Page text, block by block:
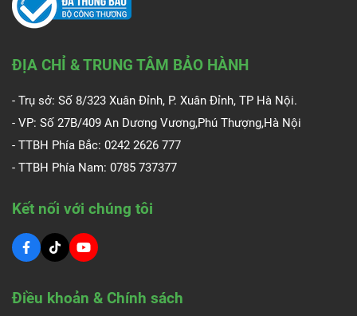
ĐỊA CHỈ & TRUNG TÂM BẢO HÀNH
- Trụ sở: Số 8/323 Xuân Đỉnh, P. Xuân Đỉnh, TP Hà Nội.
- VP: Số 27B/409 An Dương Vương,Phú Thượng,Hà Nội
- TTBH Phía Bắc: 0242 2626 777
- TTBH Phía Nam: 0785 737377
Kết nối với chúng tôi
Điều khoản & Chính sách